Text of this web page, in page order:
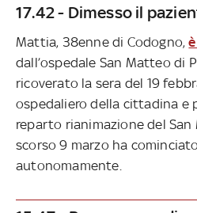
17.42 - Dimesso il
Mattia, 38enne di Codogno,
dall’ospedale San Matteo di
ricoverato la sera del 19
ospedaliero della cittadina e
reparto rianimazione del San
scorso 9 marzo ha
autonomamente.